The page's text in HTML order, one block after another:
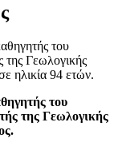
του
της Γεωλογικής
ηλικία 94 ετών.
του
της Γεωλογικής